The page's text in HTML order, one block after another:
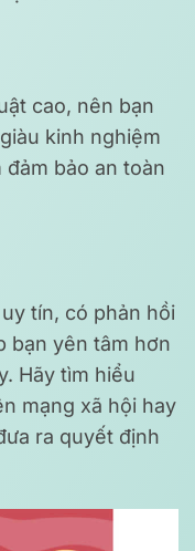
cao, nên bạn
kinh nghiệm
bảo an toàn
tín, có phản hồi
bạn yên tâm hơn
Hãy tìm hiểu
mạng xã hội hay
ra quyết định